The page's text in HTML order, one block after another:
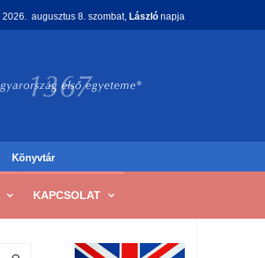
2026. augusztus 8. szombat, László napja
Könyvtár
KAPCSOLAT